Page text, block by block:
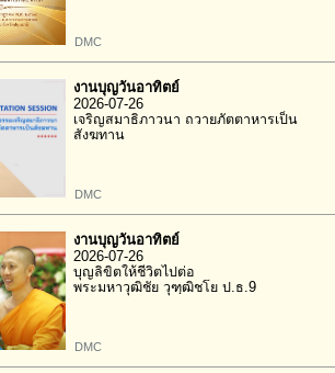
DMC
งานบุญวันอาทิตย์
2026-07-26
เจริญสมาธิภาวนา ถวายภัตตาหารเป็น
สังฆทาน
DMC
งานบุญวันอาทิตย์
2026-07-26
บุญลิขิตให้ชีวิตไปต่อ
พระมหาวุฒิชัย วุฑฺฒิชโย ป.ธ.9
DMC